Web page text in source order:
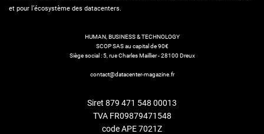
et pour l’écosystème des datacenters.
HUMAN, BUSINESS & TECHNOLOGY
SCOP SAS au capital de 90€
Siège social : 5, rue Charles Maillier - 28100 Dreux
contact@datacenter-magazine.fr
Siret 879 471 548 00013
TVA FR09879471548
code APE 7021Z